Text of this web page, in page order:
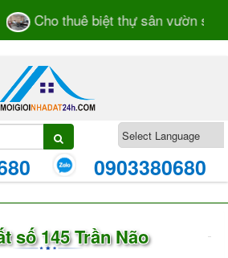
Cho thuê biệt thự sân vườn số
0903380680
số 145 Trần Não